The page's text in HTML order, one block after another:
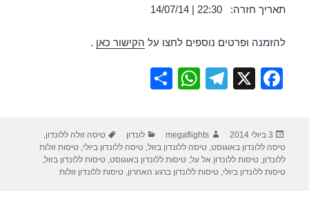
תאריך חזרה: 22:30 | 14/07/14
להזמנה ופרטים נוספים לחצו על הקישור כאן .
F
e
b
X
T
gr
a
W
s
A
e
פורסם
בתאריך
3 ביולי 2014 מחבר
megaflights קטגוריות
לונדון תגיות
טיסה זולה ללונדון,
טיסה ללונדון באוגוסט,טיסה ללונדון בזול,טיסה ללונדון ביולי,טיסות זולות
ללונדון,טיסות ללונדון אל על,טיסות ללונדון באוגוסט,טיסות ללונדון בזול,
טיסות ללונדון ביולי,טיסות ללונדון ברגע האחרון,טיסות ללונדון זולות